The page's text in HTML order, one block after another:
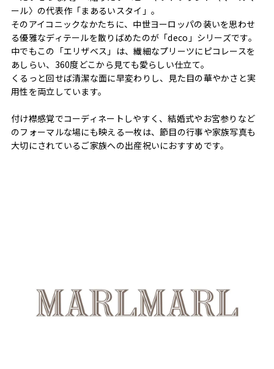
ール〉の代表作「まあるいスタイ」。
そのアイコニックなかたちに、中世ヨーロッパの装いを思わせ
る優雅なディテールを散りばめたのが「deco」シリーズです。
中でもこの「エリザベス」は、繊細なプリーツにピコレースを
あしらい、360度どこから見ても愛らしい仕立て。
くるっと回せば清潔な面に早変わりし、見た目の華やかさと実
用性を両立しています。
付け襟感覚でコーディネートしやすく、結婚式やお宮参りなど
のフォーマルな場にも映える一枚は、節目の行事や家族写真も
大切にされているご家族への出産祝いにおすすめです。